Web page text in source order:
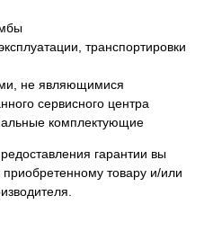
транспортировки
не являющимися
сервисного центра
комплектующие
гарантии вы
товару и/или